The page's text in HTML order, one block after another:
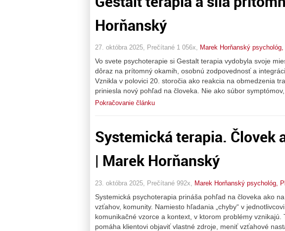
Horňanský
27. októbra 2025, Prečítané 1 056x, Marek Horňanský
Vo svete psychoterapie si Gestalt terapia vydobyla svoje
dôraz na prítomný okamih, osobnú zodpovednosť a
Vznikla v polovici 20. storočia ako reakcia na obmedzenia
priniesla nový pohľad na človeka. Nie ako súbor
Pokračovanie článku
Systemická terapia. Človek
| Marek Horňanský
23. októbra 2025, Prečítané 992x, Marek Horňanský psychológ,
Systemická psychoterapia prináša pohľad na človeka ako
vzťahov, komunity. Namiesto hľadania „chyby“ v
komunikačné vzorce a kontext, v ktorom problémy
pomáha klientovi objaviť vlastné zdroje, meniť vzťahové